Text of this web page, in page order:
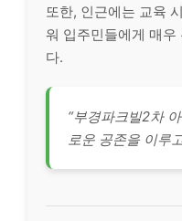
또한, 인근에는 교육
워 입주민들에게 매우
다.
“부경파크빌2차
로운 공존을 이루